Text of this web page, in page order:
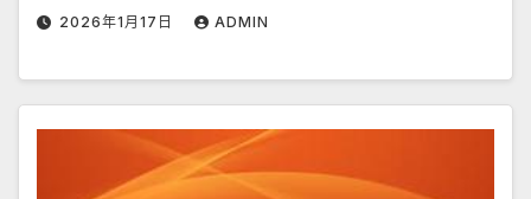
2026年1月17日 ADMIN